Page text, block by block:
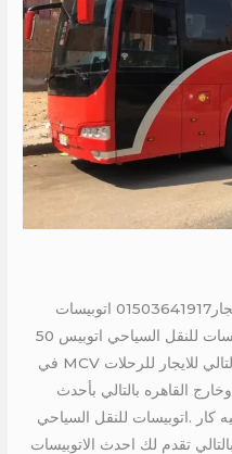
شركة باصات اتوبيسات مرسيدس للايجار01503641917 اتوبيسات
مرسيدس للايجار بالسائق بالتالي اتوبيسات للنقل السياحي اتوبيس 50
راكب للايجار مرسيدس 500 و600 بالتالي للايجار للرحلات MCV في
القاهره بالتالي بأحدث
كار .اتوبيسات للنقل السياحي
بالتالي تقدم لك احدث الاتوبيسات